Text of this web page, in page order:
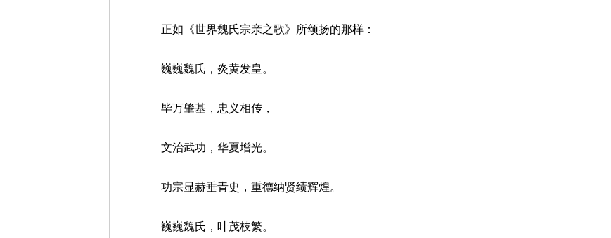
正如《世界魏氏宗亲之歌》所颂扬的那样：
巍巍魏氏，炎黄发皇。
毕万肇基，忠义相传，
文治武功，华夏增光。
功宗显赫垂青史，重德纳贤绩辉煌。
巍巍魏氏，叶茂枝繁。